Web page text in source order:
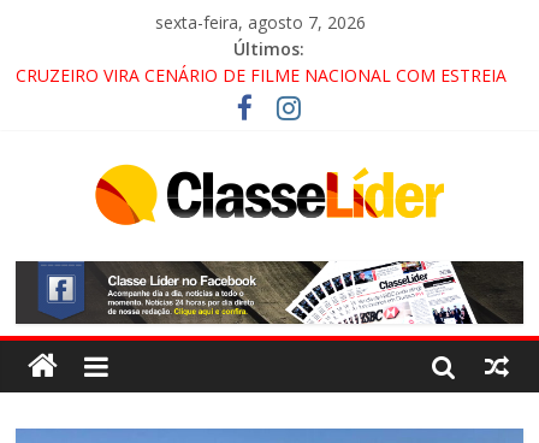
sexta-feira, agosto 7, 2026
Últimos:
CRUZEIRO VIRA CENÁRIO DE FILME NACIONAL COM ESTREIA
PROMOTOR DO GAECO
ACESSO À APARECIDA NA DUTRA SERÁ BLOQUEADO NO FIM
ALTERNATIVAS
LORENA, PINDAMONHANGABA E QUELUZ NA RETA FINAL
PELA FÁBRICA DA COCA-COLA!